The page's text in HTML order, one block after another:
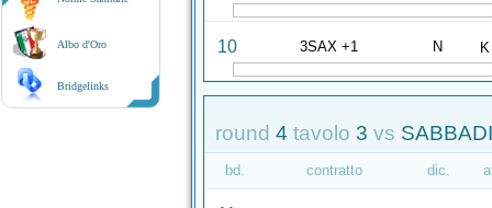
Albo d'Oro
Bridgelinks
10 3SAX +1 N K
round 4 tavolo 3 vs
bd. contratto dic.